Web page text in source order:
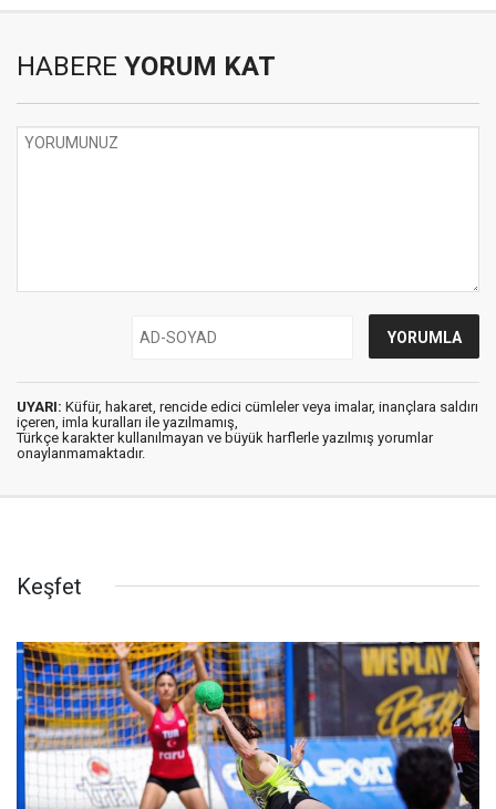
HABERE YORUM KAT
UYARI: Küfür, hakaret, rencide edici cümleler veya imalar, inançlara saldırı
içeren, imla kuralları ile yazılmamış,
Türkçe karakter kullanılmayan ve büyük harflerle yazılmış yorumlar
onaylanmamaktadır.
Keşfet